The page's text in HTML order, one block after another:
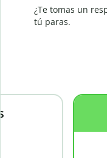
¿Te tomas un
tú paras.